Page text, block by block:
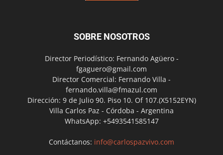
SOBRE NOSOTROS
Director Periodístico: Fernando Agüero -
fgaguero@gmail.com
Director Comercial: Fernando Villa -
fernando.villa@fmazul.com
Dirección: 9 de Julio 90. Piso 10. Of 107.(X5152EYN)
Villa Carlos Paz - Córdoba - Argentina
WhatsApp: +5493541585147
Contáctanos: info@carlospazvivo.com